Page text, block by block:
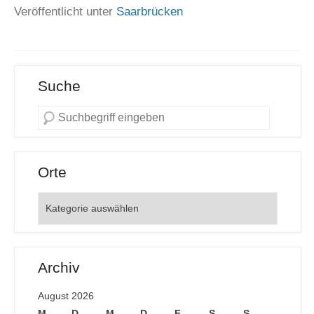
Veröffentlicht unter Saarbrücken
Suche
Orte
Archiv
August 2026